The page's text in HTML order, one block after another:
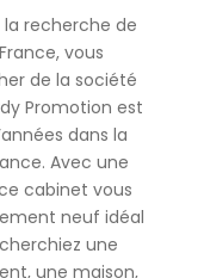
recherche de
vous
de la société
Promotion est
dans la
Avec une
cabinet vous
neuf idéal
une
une maison,